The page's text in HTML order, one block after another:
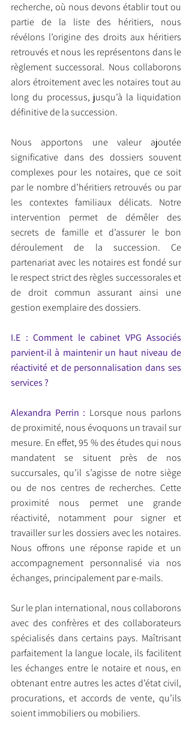
recherche, où nous devons établir tout ou
partie de la liste des héritiers, nous
révélons l’origine des droits aux héritiers
retrouvés et nous les représentons dans le
règlement successoral. Nous collaborons
alors étroitement avec les notaires tout au
long du processus, jusqu’à la liquidation
définitive de la succession.
Nous apportons une valeur ajoutée
significative dans des dossiers souvent
complexes pour les notaires, que ce soit
par le nombre d’héritiers retrouvés ou par
les contextes familiaux délicats. Notre
intervention permet de démêler des
secrets de famille et d’assurer le bon
déroulement de la succession. Ce
partenariat avec les notaires est fondé sur
le respect strict des règles successorales et
de droit commun assurant ainsi une
gestion exemplaire des dossiers.
I.E : Comment le cabinet VPG Associés
parvient-il à maintenir un haut niveau de
réactivité et de personnalisation dans ses
services ?
Alexandra Perrin : Lorsque nous parlons
de proximité, nous évoquons un travail sur
mesure. En effet, 95 % des études qui nous
mandatent se situent près de nos
succursales, qu’il s’agisse de notre siège
ou de nos centres de recherches. Cette
proximité nous permet une grande
réactivité, notamment pour signer et
travailler sur les dossiers avec les notaires.
Nous offrons une réponse rapide et un
accompagnement personnalisé via nos
échanges, principalement par e-mails.
Sur le plan international, nous collaborons
avec des confrères et des collaborateurs
spécialisés dans certains pays. Maîtrisant
parfaitement la langue locale, ils facilitent
les échanges entre le notaire et nous, en
obtenant entre autres les actes d’état civil,
procurations, et accords de vente, qu’ils
soient immobiliers ou mobiliers.